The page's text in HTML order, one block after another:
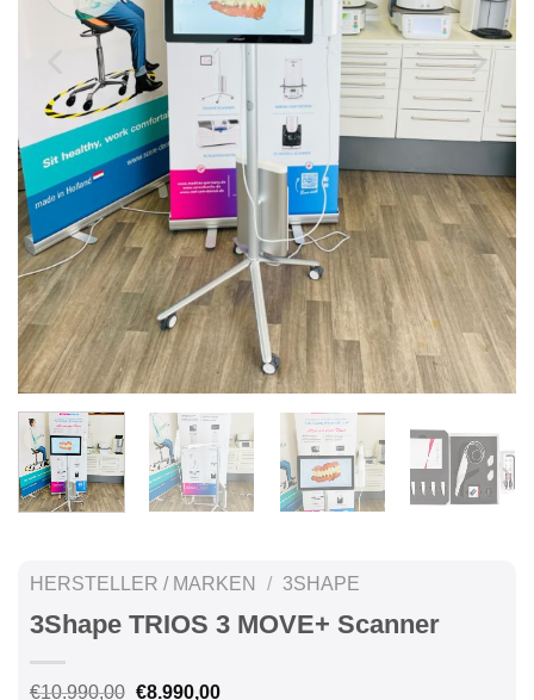
HERSTELLER / MARKEN / 3SHAPE
3Shape TRIOS 3 MOVE+ Scanner
€10.990,00 Ursprünglicher
€8.990,00Aktueller